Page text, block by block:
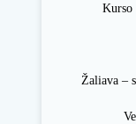
Kurso
Žaliava –